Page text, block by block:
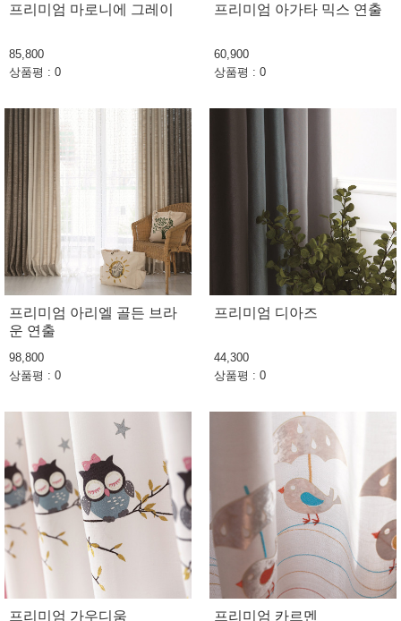
프리미엄 마로니에 그레이
85,800
상품평 : 0
프리미엄 아가타 믹스 연출
60,900
상품평 : 0
프리미엄 아리엘 골든 브라
운 연출
98,800
상품평 : 0
프리미엄 디아즈
44,300
상품평 : 0
프리미엄 가우디움 프리미엄 카르멘